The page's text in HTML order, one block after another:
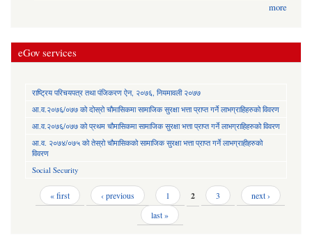
more
eGov services
राष्ट्रिय परिचयपत्र तथा पंजिकरण ऐन, २०७६, नियमावली २०७७
आ.व.२०७६/०७७ को दोस्रो चौमासिकमा सामाजिक सुरक्षा भत्ता प्राप्त गर्ने लाभग्राहिहरुको विवरण
आ.व.२०७६/०७७ को प्रथम चौमासिकमा सामाजिक सुरक्षा भत्ता प्राप्त गर्ने लाभग्राहिहरुको विवरण
आ.व. २०७४/०७५ को तेस्रो चौमासिकको सामाजिक सुरक्षा भत्ता प्राप्त गर्ने लाभग्राहीहरुको
विवरण
Social Security
Pages« first ‹ previous 1 2 3
next ›
last »